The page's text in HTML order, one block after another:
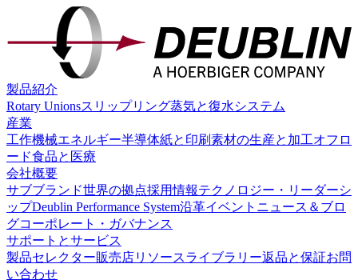
製品紹介
Rotary Unionsスリップリング蒸気と復水システム
産業
工作機械エネルギー半導体紙と印刷素材の生産と加工オフロ
ード食品と医療
会社概要
サブブランド世界の拠点採用情報テクノロジー・リーダーシ
ップDeublin Performance System沿革イベント ニュース＆ブロ
グコーポレート・ガバナンス
サポートとサービス
製品セレクター販売店リソースライブラリー返品と保証お問
い合わせ